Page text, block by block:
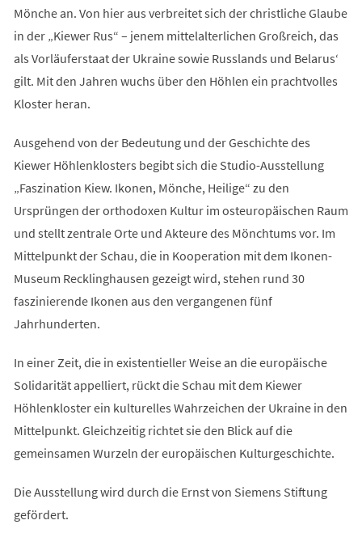
Mönche an. Von hier aus verbreitet sich der christliche Glaube
in der „Kiewer Rus“ – jenem mittelalterlichen Großreich, das
als Vorläuferstaat der Ukraine sowie Russlands und Belarus‘
gilt. Mit den Jahren wuchs über den Höhlen ein prachtvolles
Kloster heran.
Ausgehend von der Bedeutung und der Geschichte des
Kiewer Höhlenklosters begibt sich die Studio-Ausstellung
„Faszination Kiew. Ikonen, Mönche, Heilige“ zu den
Ursprüngen der orthodoxen Kultur im osteuropäischen Raum
und stellt zentrale Orte und Akteure des Mönchtums vor. Im
Mittelpunkt der Schau, die in Kooperation mit dem Ikonen-
Museum Recklinghausen gezeigt wird, stehen rund 30
faszinierende Ikonen aus den vergangenen fünf
Jahrhunderten.
In einer Zeit, die in existentieller Weise an die europäische
Solidarität appelliert, rückt die Schau mit dem Kiewer
Höhlenkloster ein kulturelles Wahrzeichen der Ukraine in den
Mittelpunkt. Gleichzeitig richtet sie den Blick auf die
gemeinsamen Wurzeln der europäischen Kulturgeschichte.
Die Ausstellung wird durch die Ernst von Siemens Stiftung
gefördert.